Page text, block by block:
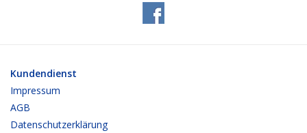
Kundendienst
Impressum
AGB
Datenschutzerklärung